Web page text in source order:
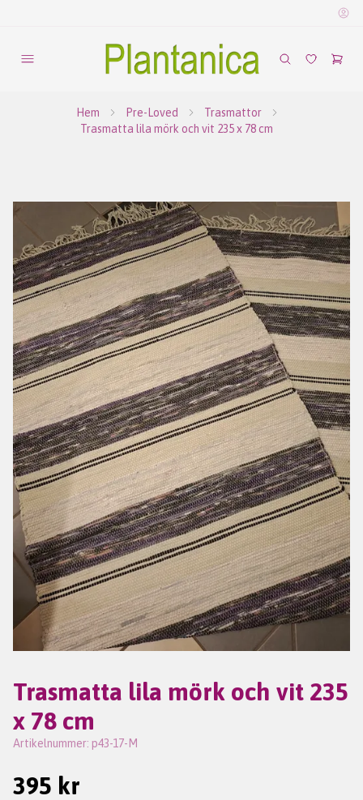
Hem Pre-Loved
Trasmattor
Trasmatta lila mörk och vit 235 x 78 cm
Trasmatta lila mörk och vit 235
x 78 cm
Artikelnummer: p43-17-M
395 kr